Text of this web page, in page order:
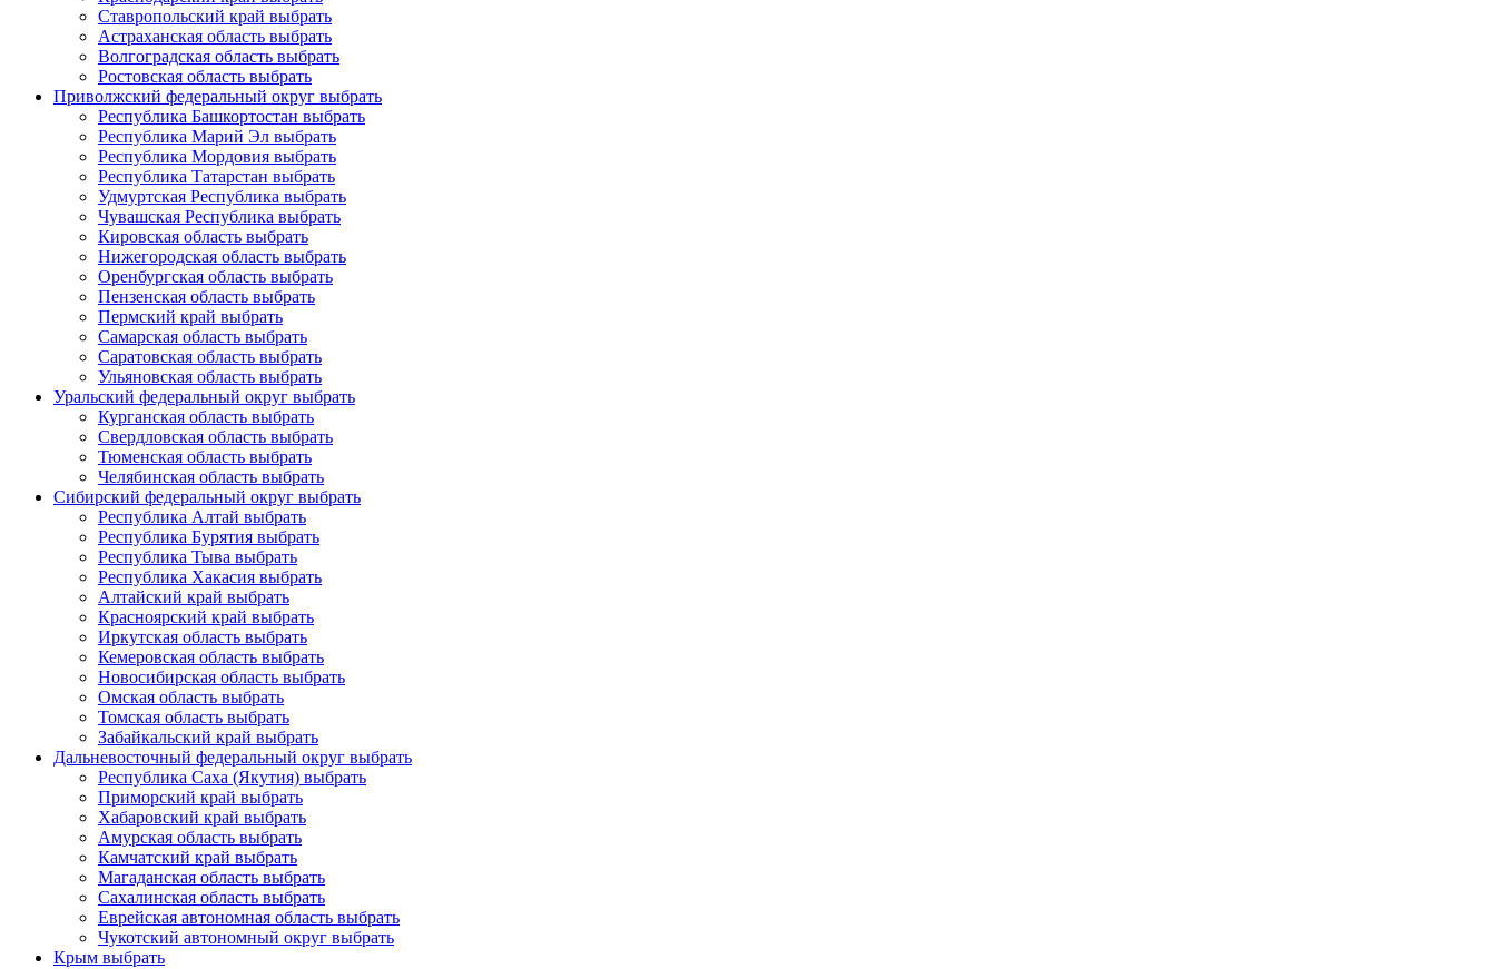
Ставропольский край выбрать
Астраханская область выбрать
Волгоградская область выбрать
Ростовская область выбрать
Приволжский федеральный округ выбрать
Республика Башкортостан выбрать
Республика Марий Эл выбрать
Республика Мордовия выбрать
Республика Татарстан выбрать
Удмуртская Республика выбрать
Чувашская Республика выбрать
Кировская область выбрать
Нижегородская область выбрать
Оренбургская область выбрать
Пензенская область выбрать
Пермский край выбрать
Самарская область выбрать
Саратовская область выбрать
Ульяновская область выбрать
Уральский федеральный округ выбрать
Курганская область выбрать
Свердловская область выбрать
Тюменская область выбрать
Челябинская область выбрать
Сибирский федеральный округ выбрать
Республика Алтай выбрать
Республика Бурятия выбрать
Республика Тыва выбрать
Республика Хакасия выбрать
Алтайский край выбрать
Красноярский край выбрать
Иркутская область выбрать
Кемеровская область выбрать
Новосибирская область выбрать
Омская область выбрать
Томская область выбрать
Забайкальский край выбрать
Дальневосточный федеральный округ выбрать
Республика Саха (Якутия) выбрать
Приморский край выбрать
Хабаровский край выбрать
Амурская область выбрать
Камчатский край выбрать
Магаданская область выбрать
Сахалинская область выбрать
Еврейская автономная область выбрать
Чукотский автономный округ выбрать
Крым выбрать